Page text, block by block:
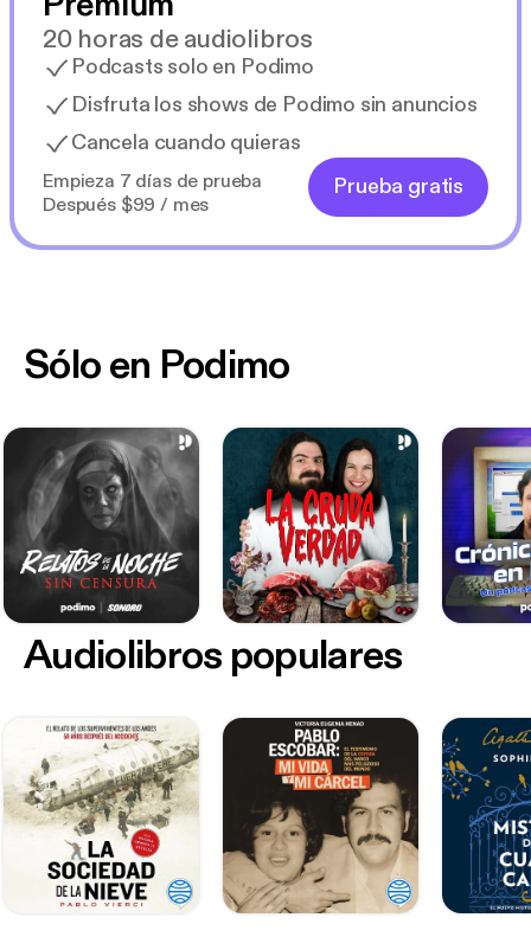
20 horas de audiolibros
Podcasts solo en Podimo
Disfruta los shows de Podimo sin anuncios
Cancela cuando quieras
Empieza 7 días de prueba
Después $99 / mes
Prueba gratis
Sólo en Podimo
Audiolibros populares